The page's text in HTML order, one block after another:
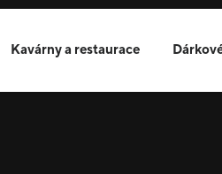
Kavárny a restaurace